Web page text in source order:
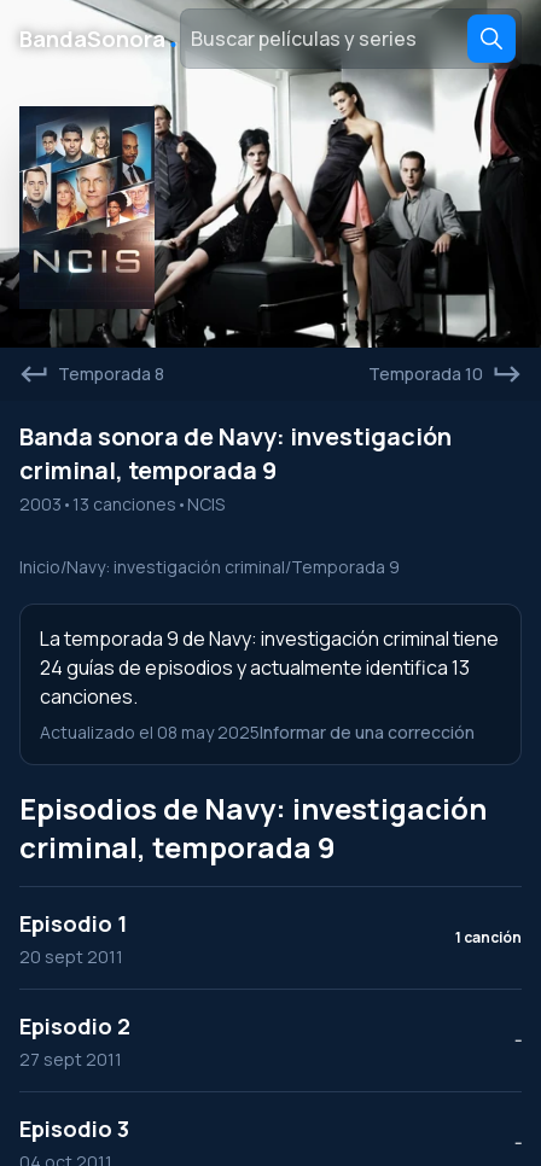
BandaSonora․
Temporada 8 Temporada 10
Banda sonora de Navy: investigación
criminal, temporada 9
2003 • 13 canciones • NCIS
Inicio/Navy: investigación criminal/Temporada 9
La temporada 9 de Navy: investigación criminal tiene
24 guías de episodios y actualmente identifica 13
canciones.
Actualizado el 08 may 2025Informar de una corrección
Episodios de Navy: investigación
criminal, temporada 9
Episodio 1
20 sept 2011
1 canción
Episodio 2
27 sept 2011
--
Episodio 3 --